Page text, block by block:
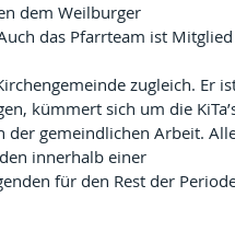
dem Weilburger
das Pfarrteam ist
zugleich. Er
kümmert sich um die
der gemeindlichen Arbeit.
innerhalb einer
für den Rest der